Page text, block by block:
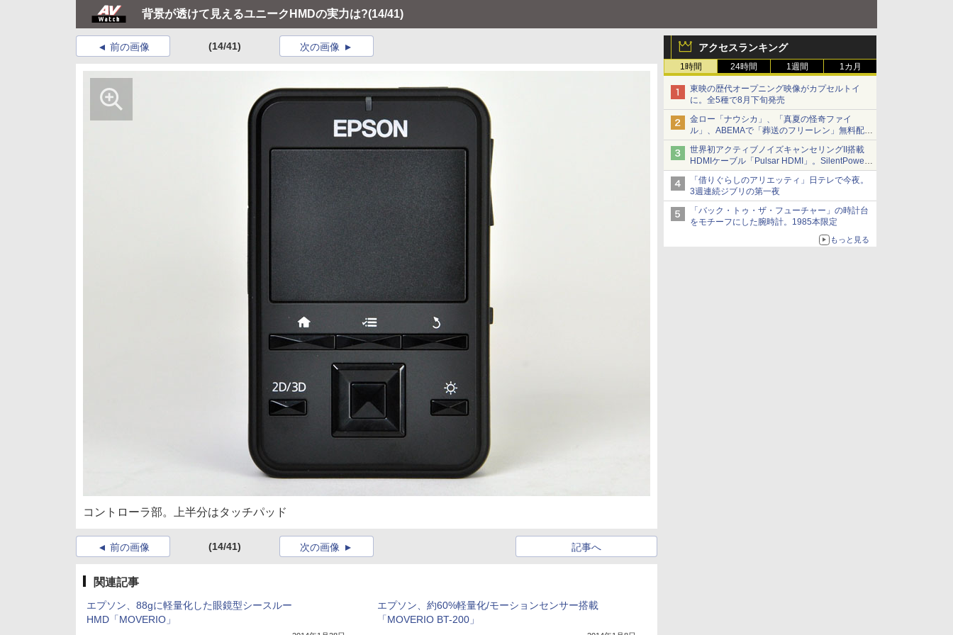
背景が透けて見えるユニークHMDの実力は?(14/41)
アクセスランキング
1時間 24時間 1週間 1カ月
東映の歴代オープニング映像がカプセルトイ
に。全5種で8月下旬発売
金ロー「ナウシカ」、「真夏の怪奇ファイ
ル」、ABEMAで「葬送のフリーレン」無料配信
など。夏の特番・配信情報
世界初アクティブノイズキャンセリングII搭載
HDMIケーブル「Pulsar HDMI」。SilentPower
から
「借りぐらしのアリエッティ」日テレで今夜。
3週連続ジブリの第一夜
「バック・トゥ・ザ・フューチャー」の時計台
をモチーフにした腕時計。1985本限定
もっと見る
前の画像 (14/41) 次の画像
コントローラ部。上半分はタッチパッド
前の画像 (14/41) 記事へ
次の画像
関連記事
エプソン、88gに軽量化した眼鏡型シースルー
HMD「MOVERIO」
エプソン、約60%軽量化/モーションセンサー搭載
「MOVERIO BT-200」